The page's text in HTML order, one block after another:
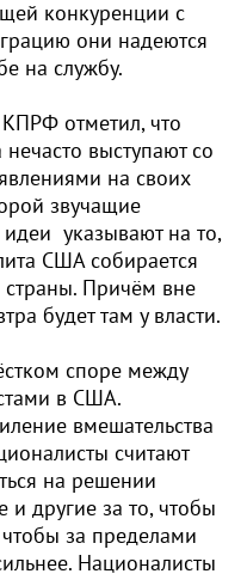
конкуренции с
они надеются
на службу.
отметил, что
выступают со
на своих
звучащие
идеи указывают на то,
США собирается
страны. Причём вне
будет там у власти.
споре между
в США.
вмешательства
считают
на решении
другие за то, чтобы
за пределами
Националисты